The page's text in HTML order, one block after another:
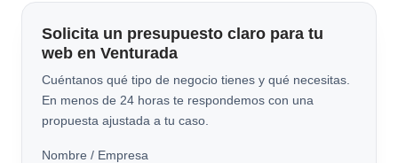
Solicita un presupuesto claro para tu
web en Venturada
Cuéntanos qué tipo de negocio tienes y qué necesitas.
En menos de 24 horas te respondemos con una
propuesta ajustada a tu caso.
Nombre / Empresa